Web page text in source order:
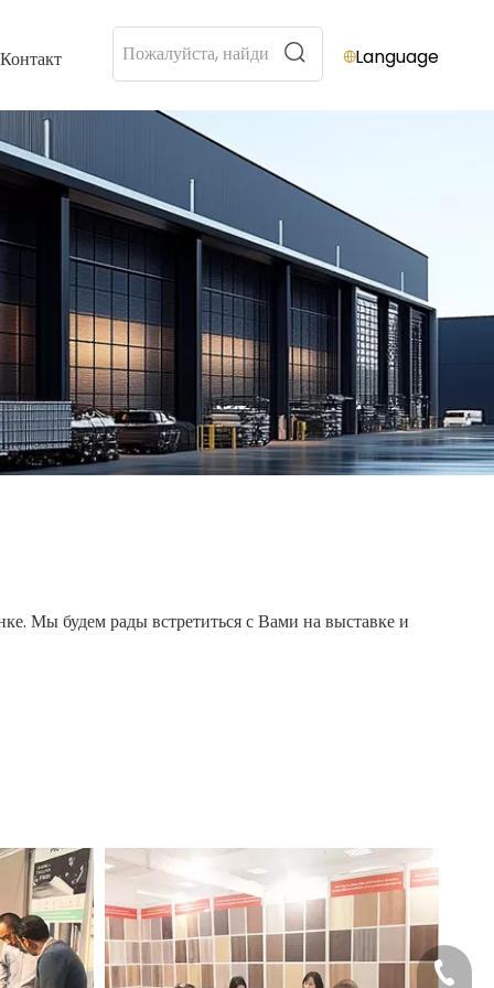
Контакт Language
Мы будем рады встретиться с Вами на выставке и
+86-